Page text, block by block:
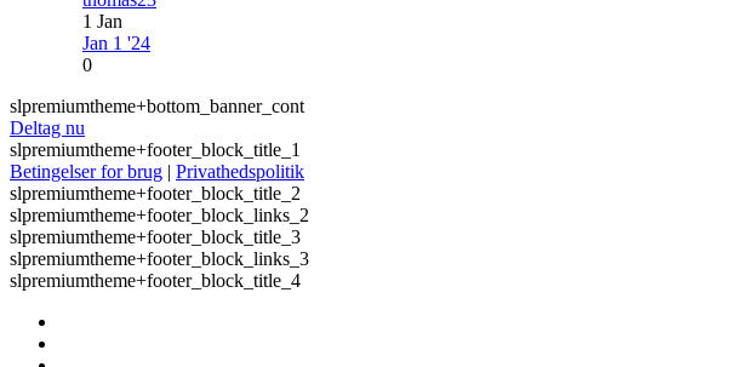
1 Jan
Jan 1 '24
0
slpremiumtheme+bottom_banner_cont
Deltag nu
slpremiumtheme+footer_block_title_1
Betingelser for brug | Privathedspolitik
slpremiumtheme+footer_block_title_2
slpremiumtheme+footer_block_links_2
slpremiumtheme+footer_block_title_3
slpremiumtheme+footer_block_links_3
slpremiumtheme+footer_block_title_4